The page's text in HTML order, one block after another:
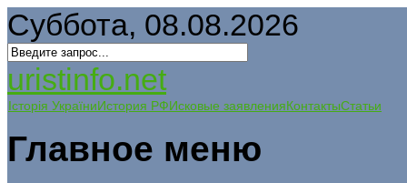
Суббота, 08.08.2026
uristinfo.net
Історія УкраїниИстория РФИсковые заявленияКонтактыСтатьи
Главное меню